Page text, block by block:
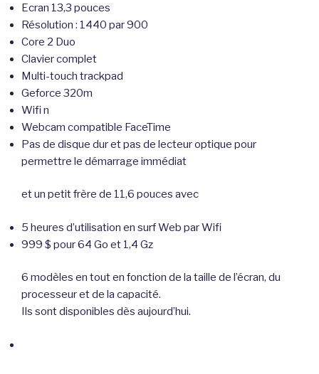
Ecran 13,3 pouces
Résolution : 1440 par 900
Core 2 Duo
Clavier complet
Multi-touch trackpad
Geforce 320m
Wifi n
Webcam compatible FaceTime
Pas de disque dur et pas de lecteur optique pour
permettre le démarrage immédiat
et un petit frère de 11,6 pouces avec
5 heures d’utilisation en surf Web par Wifi
999 $ pour 64 Go et 1,4 Gz
6 modèles en tout en fonction de la taille de l’écran, du
processeur et de la capacité.
Ils sont disponibles dès aujourd’hui.